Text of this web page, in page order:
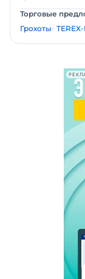
Торговые
Грохоты